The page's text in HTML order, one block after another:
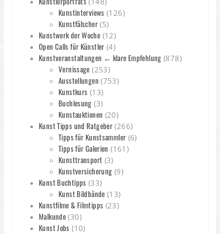
Kunstinterviews (126)
Kunstfälscher(5)
Kunstwerk der Woche (12)
Open Calls für Künstler (4)
Kunstveranstaltungen ← klare Empfehlung (878)
Vernissage (253)
Ausstellungen (753)
Kunstkurs (13)
Buchlesung (3)
Kunstauktionen (20)
Kunst Tipps und Ratgeber (266)
Tipps für Kunstsammler (6)
Tipps für Galerien (161)
Kunsttransport (3)
Kunstversicherung (9)
Kunst Buchtipps (33)
Kunst Bildbände (13)
Kunstfilme & Filmtipps (23)
Malkunde (30)
Kunst Jobs (10)